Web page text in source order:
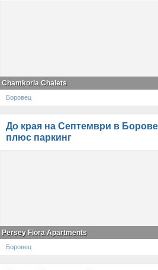
Chamkoria Chalets
Боровец
До края на Септември в
плюс паркинг
Persey Flora Apartments
Боровец